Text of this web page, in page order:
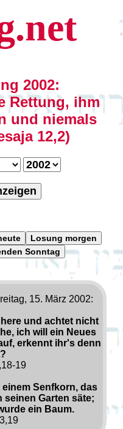
2002:
Rettung, ihm
und niemals
12,2)
Losung morgen
Sonntag
15. März 2002:
und achtet nicht
ich will ein Neues
erkennt ihr's denn
19
Senfkorn, das
seinen Garten säte;
ein Baum.